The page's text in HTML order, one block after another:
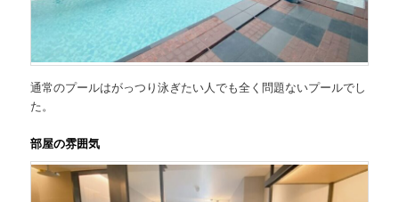
通常のプールはがっつり泳ぎたい人でも全く問題ないプールでし
た。
部屋の雰囲気